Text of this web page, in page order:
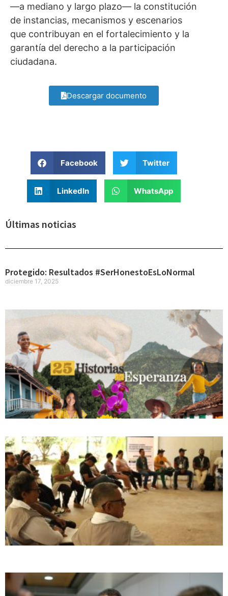
—a mediano y largo plazo— la constitución
de instancias, mecanismos y escenarios
que contribuyan en el fortalecimiento y la
garantía del derecho a la participación
ciudadana.
Descargar documento
Facebook Twitter
LinkedIn WhatsApp
Últimas noticias
Protegido: Resultados #SerHonestoEsLoNormal
diciembre 17, 2025